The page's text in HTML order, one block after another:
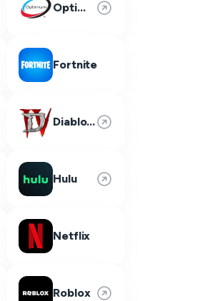
Optimum
Fortnite
Diablo 4
Hulu
Netflix
Roblox